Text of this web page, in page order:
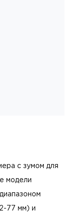
с зумом для
модели
77 мм) и